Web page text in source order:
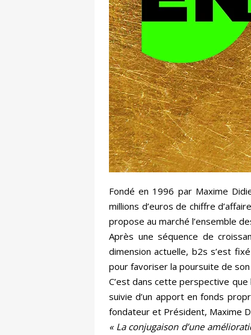
Fondé en 1996 par Maxime
millions d’euros de chiffre
propose au marché l’ensemble
Après une séquence de
dimension actuelle, b2s s’est
pour favoriser la poursuite de
C’est dans cette perspective
suivie d’un apport en fonds
fondateur et Président, Maxime
« La conjugaison d’une